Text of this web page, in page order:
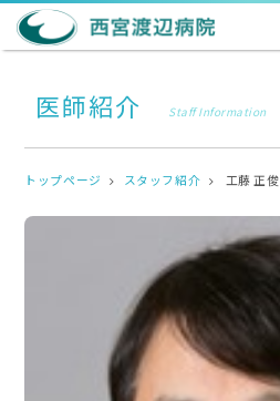
医師紹介 Staff Information
トップページ スタッフ紹介 工藤 正俊